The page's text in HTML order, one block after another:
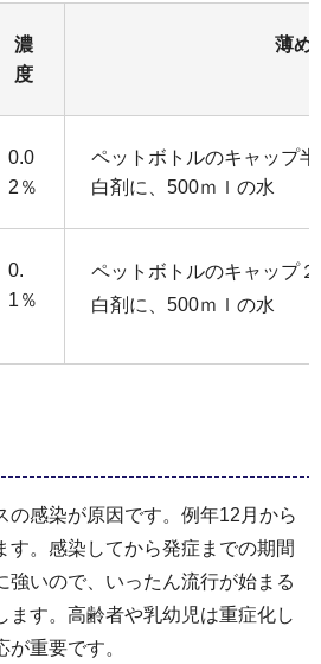
濃
度
薄め
0.0
2％
ペットボトルのキャップ
白剤に、500ｍｌの水
0.
1％
ペットボトルのキャップ
白剤に、500ｍｌの水
の感染が原因です。例年12月から
す。感染してから発症までの期間
強いので、いったん流行が始まる
ます。高齢者や乳幼児は重症化し
重要です。